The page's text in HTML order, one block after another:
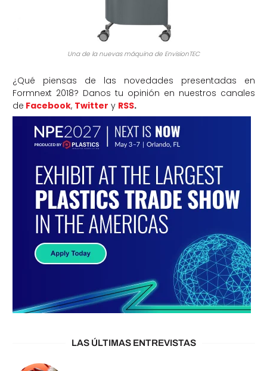
Una de la nuevas máquina de EnvisionTEC
¿Qué piensas de las novedades presentadas en
Formnext 2018? Danos tu opinión en nuestros canales
de Facebook, Twitter y RSS.
LAS ÚLTIMAS ENTREVISTAS